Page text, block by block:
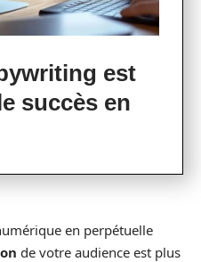
est
succès en
en perpétuelle
de votre audience est plus